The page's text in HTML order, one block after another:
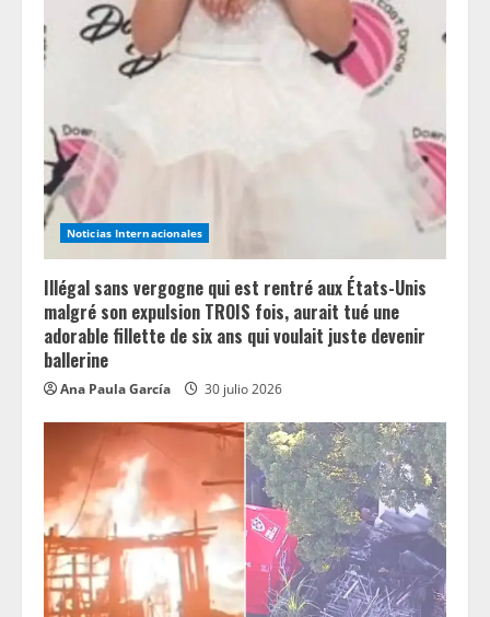
e
d
i
n
g
Noticias Internacionales
Illégal sans vergogne qui est rentré aux États-Unis
malgré son expulsion TROIS fois, aurait tué une
adorable fillette de six ans qui voulait juste devenir
ballerine
Ana Paula García 30 julio 2026